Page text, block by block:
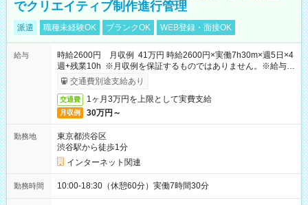
でクリエイティブ制作進行管理
派遣 職種未経験OK ブランクOK WEB登録・面接OK
給与
時給2600円 月収例 41万円 時給2600円×実働7h30m×週5日×4
週+残業10h ※月収例を保証するものではありません。※給与即
受取りサービス利用可（利用条件有）
交通費別途支給あり
交通費 1ヶ月3万円を上限として実費支給
月収例 30万円～
勤務地
東京都渋谷区
渋谷駅から徒歩1分
インターネット関連
勤務時間 10:00-18:30（休憩60分）実働7時間30分